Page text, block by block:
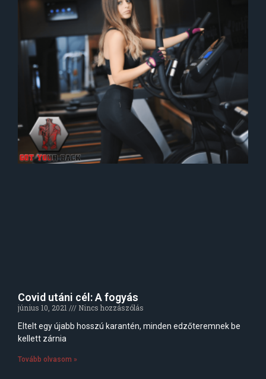
Covid utáni cél: A fogyás
június 10, 2021
Nincs hozzászólás
Eltelt egy újabb hosszú karantén, minden edzőteremnek be
kellett zárnia
Tovább olvasom »